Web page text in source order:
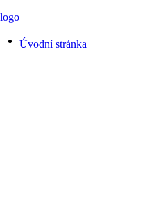
Úvodní stránka